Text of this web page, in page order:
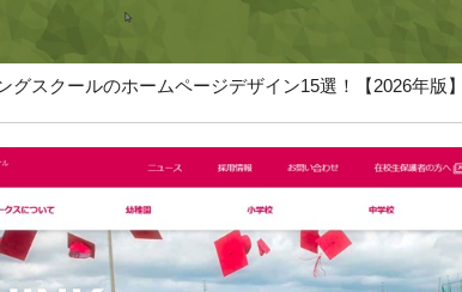
グスクールのホームページデザイン15選！【2026年版】